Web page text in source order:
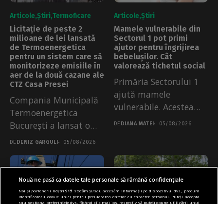
Articole Știri Termoficare
Licitație de peste 2
milioane de lei lansată
de Termoenergetica
pentru un sistem care să
monitorizeze emisiile în
aer de la două cazane ale
CTZ Casa Presei
Compania Municipală
Termoenergetica
București a lansat o
licitație publică pentru
DE DENIZ GARGULI 05/08/2026
Articole Știri
Mamele vulnerabile din
Sectorul 1 pot primi
ajutor pentru îngrijirea
bebelușilor. Cât
valorează tichetul social
Primăria Sectorului 1
ajută mamele
vulnerabile. Acestea
pot primi un tichet
DE DIANA MATEI 05/08/2026
Nouă ne pasă ca datele tale personale să rămână confidențiale
Noi și partenerii noștri915 stocăm și/sau accesăm informații pe dispozitivul dvs., precum
identificatorii cookie unici pentru prelucrarea datelor cu caracter personal. Puteți accepta
sau gestiona preferințele dvs. făcând clic mai jos, respectiv vă puteți opune utilizării unui